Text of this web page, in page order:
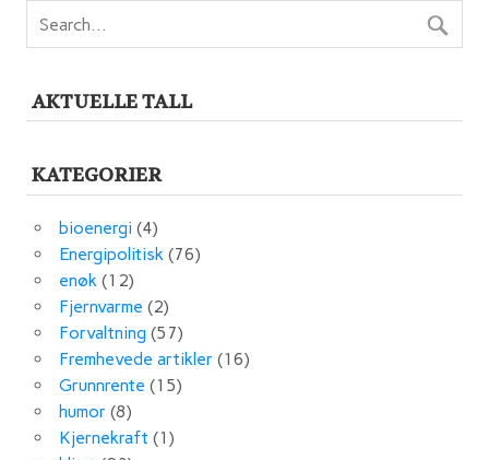
AKTUELLE TALL
KATEGORIER
bioenergi (4)
Energipolitisk (76)
enøk (12)
Fjernvarme (2)
Forvaltning (57)
Fremhevede artikler (16)
Grunnrente (15)
humor (8)
Kjernekraft (1)